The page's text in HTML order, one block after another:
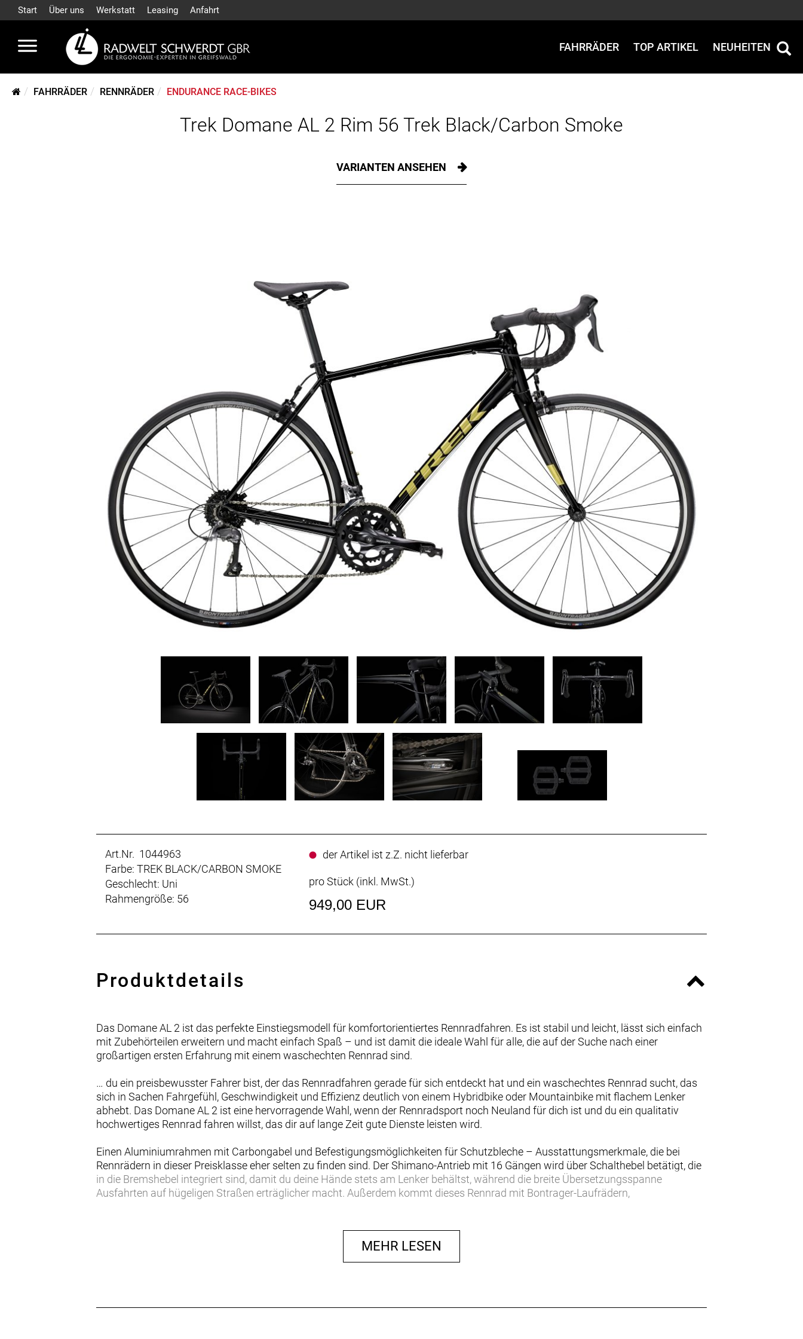
Start Über uns Werkstatt Leasing Anfahrt
FAHRRÄDER TOP ARTIKEL NEUHEITEN
FAHRRÄDER RENNRÄDER ENDURANCE RACE-BIKES
Trek Domane AL 2 Rim 56 Trek Black/Carbon Smoke
VARIANTEN ANSEHEN
Art.Nr. 1044963
Farbe: TREK BLACK/CARBON SMOKE
Geschlecht: Uni
Rahmengröße: 56
der Artikel ist z.Z. nicht lieferbar
pro Stück (inkl. MwSt.)
949,00 EUR
Produktdetails
Das Domane AL 2 ist das perfekte Einstiegsmodell für komfortorientiertes Rennradfahren. Es ist stabil und leicht, lässt sich einfach
mit Zubehörteilen erweitern und macht einfach Spaß – und ist damit die ideale Wahl für alle, die auf der Suche nach einer
großartigen ersten Erfahrung mit einem waschechten Rennrad sind.
… du ein preisbewusster Fahrer bist, der das Rennradfahren gerade für sich entdeckt hat und ein waschechtes Rennrad sucht, das
sich in Sachen Fahrgefühl, Geschwindigkeit und Effizienz deutlich von einem Hybridbike oder Mountainbike mit flachem Lenker
abhebt. Das Domane AL 2 ist eine hervorragende Wahl, wenn der Rennradsport noch Neuland für dich ist und du ein qualitativ
hochwertiges Rennrad fahren willst, das dir auf lange Zeit gute Dienste leisten wird.
Einen Aluminiumrahmen mit Carbongabel und Befestigungsmöglichkeiten für Schutzbleche – Ausstattungsmerkmale, die bei
Rennrädern in dieser Preisklasse eher selten zu finden sind. Der Shimano-Antrieb mit 16 Gängen wird über Schalthebel betätigt, die
in die Bremshebel integriert sind, damit du deine Hände stets am Lenker behältst, während die breite Übersetzungsspanne
Ausfahrten auf hügeligen Straßen erträglicher macht. Außerdem kommt dieses Rennrad mit Bontrager-Laufrädern,
Das Domane AL 2 markiert den idealen Einstieg in die komfortorientierte Rennradklasse. Es überzeugt mit einer großartigen, auf
Geschwindigkeit ausgelegten Geometrie, die allerdings weniger aggressiv als die der Rennmaschinen der Tour de France ist.
Außerdem ist es durch unsere lebenslange Garantie abgedeckt.
MEHR LESEN